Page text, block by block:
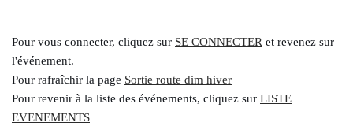
Pour vous connecter, cliquez sur SE CONNECTER et revenez sur
l'événement.
Pour rafraîchir la page Sortie route dim hiver
Pour revenir à la liste des événements, cliquez sur LISTE
EVENEMENTS